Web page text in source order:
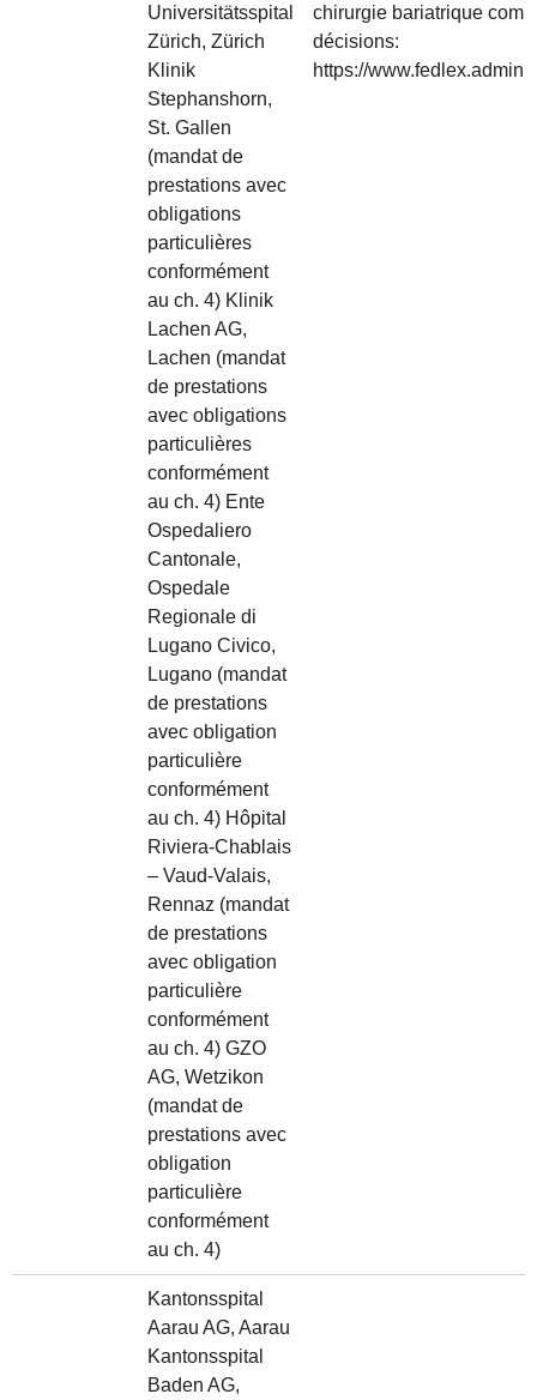
Universitätsspital
Zürich, Zürich
Klinik
Stephanshorn,
St. Gallen
(mandat de
prestations avec
obligations
particulières
conformément
au ch. 4) Klinik
Lachen AG,
Lachen (mandat
de prestations
avec obligations
particulières
conformément
au ch. 4) Ente
Ospedaliero
Cantonale,
Ospedale
Regionale di
Lugano Civico,
Lugano (mandat
de prestations
avec obligation
particulière
conformément
au ch. 4) Hôpital
Riviera-Chablais
– Vaud-Valais,
Rennaz (mandat
de prestations
avec obligation
particulière
conformément
au ch. 4) GZO
AG, Wetzikon
(mandat de
prestations avec
obligation
particulière
conformément
au ch. 4)
chirurgie bariatrique
décisions:
https://
Kantonsspital
Aarau AG, Aarau
Kantonsspital
Baden AG,